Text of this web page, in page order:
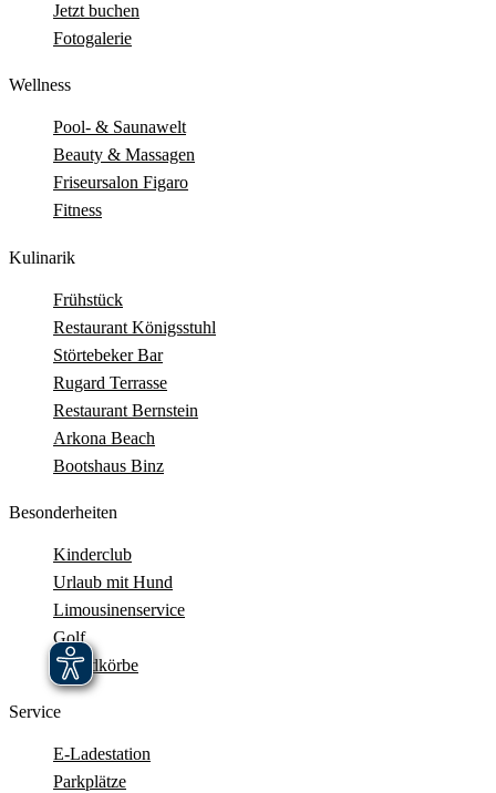
Jetzt buchen
Fotogalerie
Wellness
Pool- & Saunawelt
Beauty & Massagen
Friseursalon Figaro
Fitness
Kulinarik
Frühstück
Restaurant Königsstuhl
Störtebeker Bar
Rugard Terrasse
Restaurant Bernstein
Arkona Beach
Bootshaus Binz
Besonderheiten
Kinderclub
Urlaub mit Hund
Limousinenservice
Golf
Strandkörbe
Service
E-Ladestation
Parkplätze